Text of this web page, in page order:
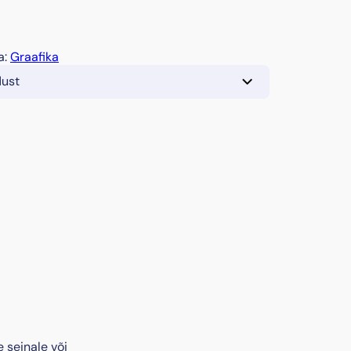
Graafika
seinale või